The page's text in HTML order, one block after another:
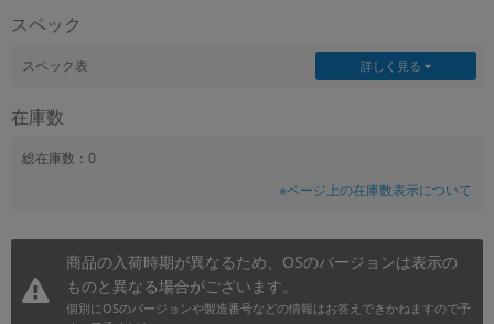
スペック
スペック表 詳しく見る
在庫数
総在庫数：0
※ページ上の在庫数表示について
商品の入荷時期が異なるため、OSのバージョンは表示の
ものと異なる場合がございます。
個別にOSのバージョンや製造番号などの情報はお答えできかねますので予
円 ～ 円